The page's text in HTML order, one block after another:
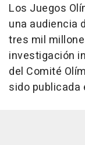
Los Juegos
una audiencia
tres mil
investigación
del Comité
sido